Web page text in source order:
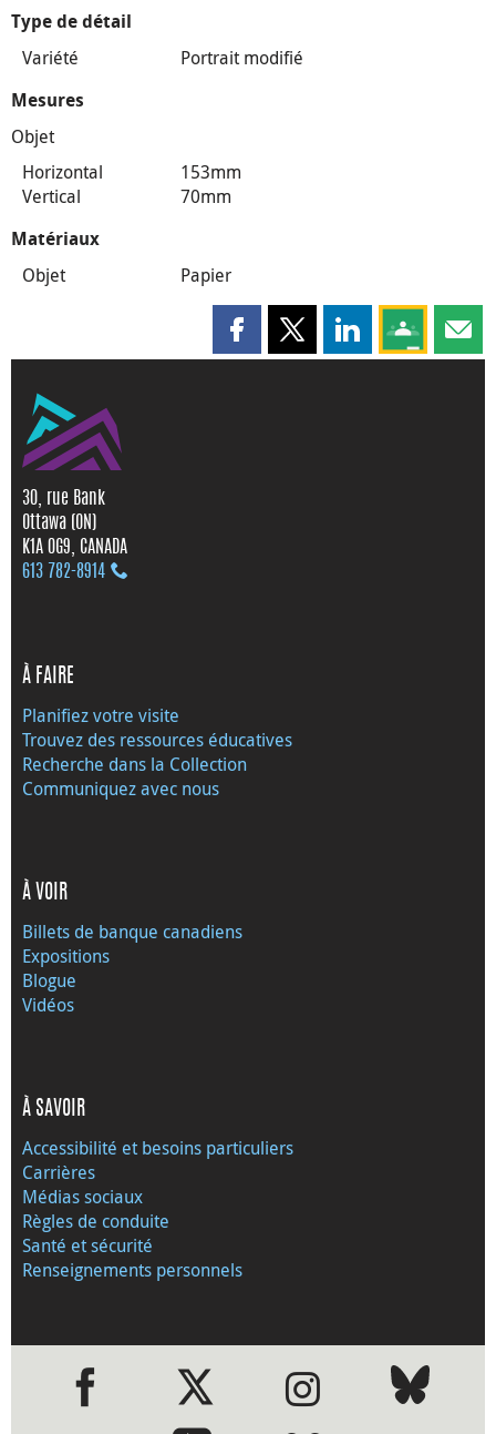
Type de détail
Variété Portrait modifié
Mesures
Objet
Horizontal
153mm
Vertical
70mm
Matériaux
Objet Papier
Partager cette page sur
Partager cette page sur X
Partager cette
Partagez
30, rue Bank
Ottawa (ON)
K1A 0G9, CANADA
613 782‑8914
À FAIRE
Planifiez votre visite
Trouvez des ressources éducatives
Recherche dans la Collection
Communiquez avec nous
À VOIR
Billets de banque canadiens
Expositions
Blogue
Vidéos
À SAVOIR
Accessibilité et besoins particuliers
Carrières
Médias sociaux
Règles de conduite
Santé et sécurité
Renseignements personnels